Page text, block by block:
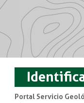
Portal Servicio